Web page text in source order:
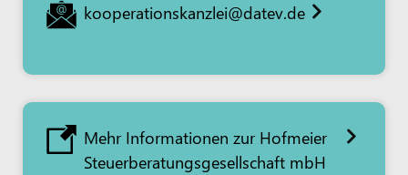
kooperationskanzlei@datev.de
Mehr Informationen zur Hofmeier
Steuerberatungsgesellschaft mbH